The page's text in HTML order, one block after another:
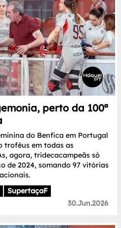
perto da 100ª
do Benfica em Portugal
troféus em todas as
agora, tridecacampeãs só
de 2024, somando 97 vitórias
SupertaçaF
30.Jun.2026